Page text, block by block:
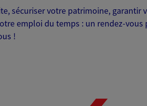
sécuriser votre patrimoine, garantir
emploi du temps : un rendez-
!